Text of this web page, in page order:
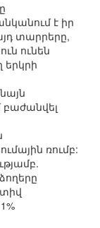
է իր
տարրերը,
ունեն
երկրի
ռումբ: